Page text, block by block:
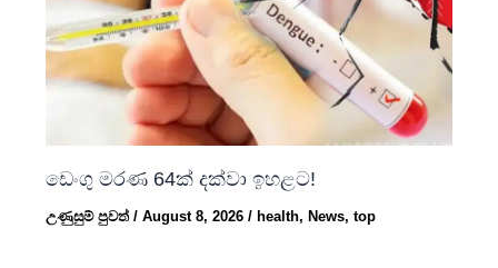
ඩෙංගු මරණ 64ක් දක්වා ඉහළට!
උණුසුම් පුවත්/August 8, 2026/ health, News,top